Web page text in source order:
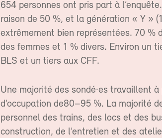
654 personnes ont pris part à
raison de 50 %, et la génération « Y »
extrêmement bien représentées. 70 %
des femmes et 1 % divers. Environ un
BLS et un tiers aux CFF.
Une majorité des sondé·es travaillent
d’occupation de80–95 %. La majorité
personnel des trains, des locs et des
construction, de l’entretien et des